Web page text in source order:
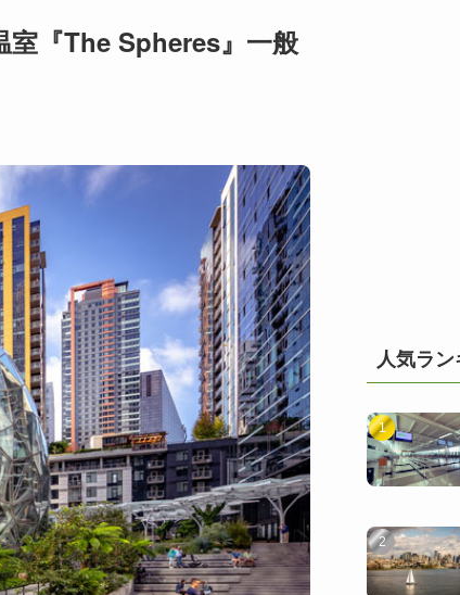
『The Spheres』一般
人気ラ